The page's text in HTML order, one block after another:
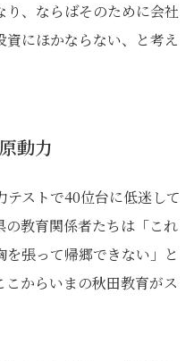
り、ならばそのために会社
にほかならない、と考え
動力
ストで40位台に低迷して
教育関係者たちは「これ
張って帰郷できない」と
からいまの秋田教育がス